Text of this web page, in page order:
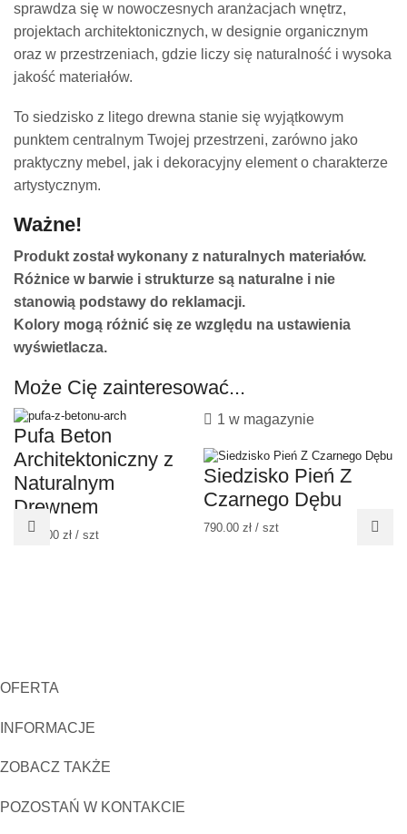
sprawdza się w nowoczesnych aranżacjach wnętrz,
projektach architektonicznych, w designie organicznym
oraz w przestrzeniach, gdzie liczy się naturalność i wysoka
jakość materiałów.
To siedzisko z litego drewna stanie się wyjątkowym
punktem centralnym Twojej przestrzeni, zarówno jako
praktyczny mebel, jak i dekoracyjny element o charakterze
artystycznym.
Ważne!
Produkt został wykonany z naturalnych materiałów.
Różnice w barwie i strukturze są naturalne i nie
stanowią podstawy do reklamacji.
Kolory mogą różnić się ze względu na ustawienia
wyświetlacza.
Może Cię zainteresować...
Pufa Beton
Architektoniczny z
Naturalnym
Drewnem
1 350.00 zł / szt
1 w magazynie
Siedzisko Pień Z
Czarnego Dębu
790.00 zł / szt
OFERTA
INFORMACJE
ZOBACZ TAKŻE
POZOSTAŃ W KONTAKCIE